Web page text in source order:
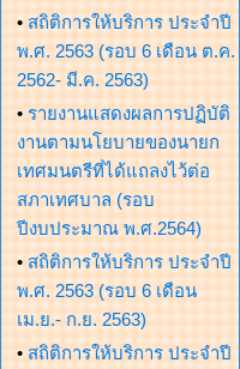
• สถิติการให้บริการ ประจำปี
พ.ศ. 2563 (รอบ 6 เดือน ต.ค.
2562- มี.ค. 2563)
• รายงานแสดงผลการปฏิบัติ
งานตามนโยบายของนายก
เทศมนตรีที่ได้แถลงไว้ต่อ
สภาเทศบาล (รอบ
ปีงบประมาณ พ.ศ.2564)
• สถิติการให้บริการ ประจำปี
พ.ศ. 2563 (รอบ 6 เดือน
เม.ย.- ก.ย. 2563)
• สถิติการให้บริการ ประจำปี